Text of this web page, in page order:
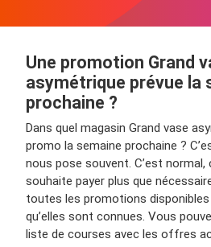
Une promotion Grand
asymétrique prévue la
prochaine ?
Dans quel magasin Grand vase
promo la semaine prochaine ?
nous pose souvent. C’est normal,
souhaite payer plus que
toutes les promotions disponibles
qu’elles sont connues. Vous
liste de courses avec les offres